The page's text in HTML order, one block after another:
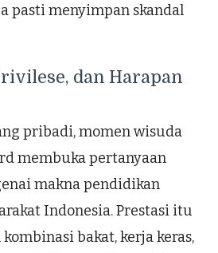
pasti menyimpan skandal
dan Harapan
pribadi, momen wisuda
membuka pertanyaan
makna pendidikan
Indonesia. Prestasi itu
bakat, kerja keras,